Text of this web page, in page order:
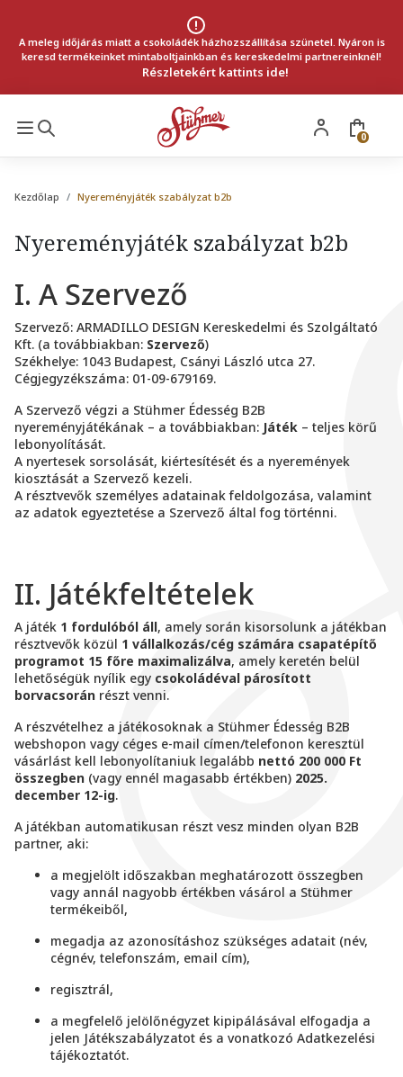
A meleg időjárás miatt a csokoládék házhozszállítása szünetel. Nyáron is
keresd termékeinket mintaboltjainkban és kereskedelmi partnereinknél!
Részletekért kattints ide!
0
Kezdőlap Nyereményjáték szabályzat b2b
Nyereményjáték szabályzat b2b
I. A Szervező
Szervező: ARMADILLO DESIGN Kereskedelmi és Szolgáltató
Kft. (a továbbiakban: Szervező)
Székhelye: 1043 Budapest, Csányi László utca 27.
Cégjegyzékszáma: 01-09-679169.
A Szervező végzi a Stühmer Édesség B2B
nyereményjátékának – a továbbiakban: Játék – teljes körű
lebonyolítását.
A nyertesek sorsolását, kiértesítését és a nyeremények
kiosztását a Szervező kezeli.
A résztvevők személyes adatainak feldolgozása, valamint
az adatok egyeztetése a Szervező által fog történni.
II. Játékfeltételek
A játék 1 fordulóból áll, amely során kisorsolunk a játékban
résztvevők közül 1 vállalkozás/cég számára csapatépítő
programot 15 főre maximalizálva, amely keretén belül
lehetőségük nyílik egy csokoládéval párosított
borvacsorán részt venni.
A részvételhez a játékosoknak a Stühmer Édesség B2B
webshopon vagy céges e-mail címen/telefonon keresztül
vásárlást kell lebonyolítaniuk legalább nettó 200 000 Ft
összegben (vagy ennél magasabb értékben) 2025.
december 12-ig.
A játékban automatikusan részt vesz minden olyan B2B
partner, aki:
a megjelölt időszakban meghatározott összegben
vagy annál nagyobb értékben vásárol a Stühmer
termékeiből,
megadja az azonosításhoz szükséges adatait (név,
cégnév, telefonszám, email cím),
regisztrál,
a megfelelő jelölőnégyzet kipipálásával elfogadja a
jelen Játékszabályzatot és a vonatkozó Adatkezelési
tájékoztatót.